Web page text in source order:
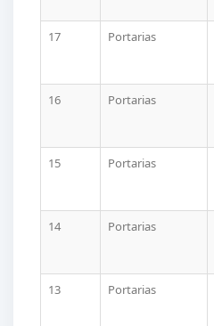
17
Portarias
16
Portarias
15
Portarias
14
Portarias
13
Portarias